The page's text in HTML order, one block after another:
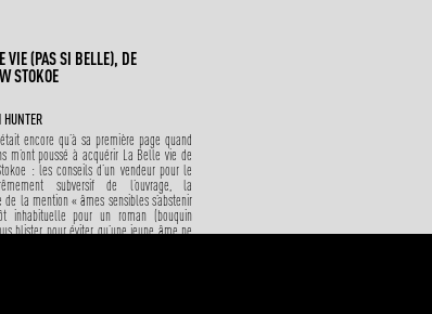
VIE (PAS SI BELLE), DE
STOKOE
HUNTER
était encore qu’à sa première page quand
m’ont poussé à acquérir La Belle vie de
: les conseils d’un vendeur pour le
subversif de l’ouvrage, la
de la mention « âmes sensibles s’abstenir
inhabituelle pour un roman (bouquin
blister pour éviter qu’une jeune âme ne